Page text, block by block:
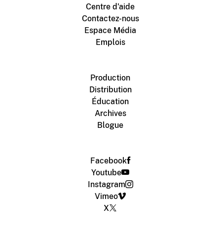
Centre d'aide
Contactez-nous
Espace Média
Emplois
Production
Distribution
Éducation
Archives
Blogue
Facebook
Youtube
Instagram
Vimeo
X